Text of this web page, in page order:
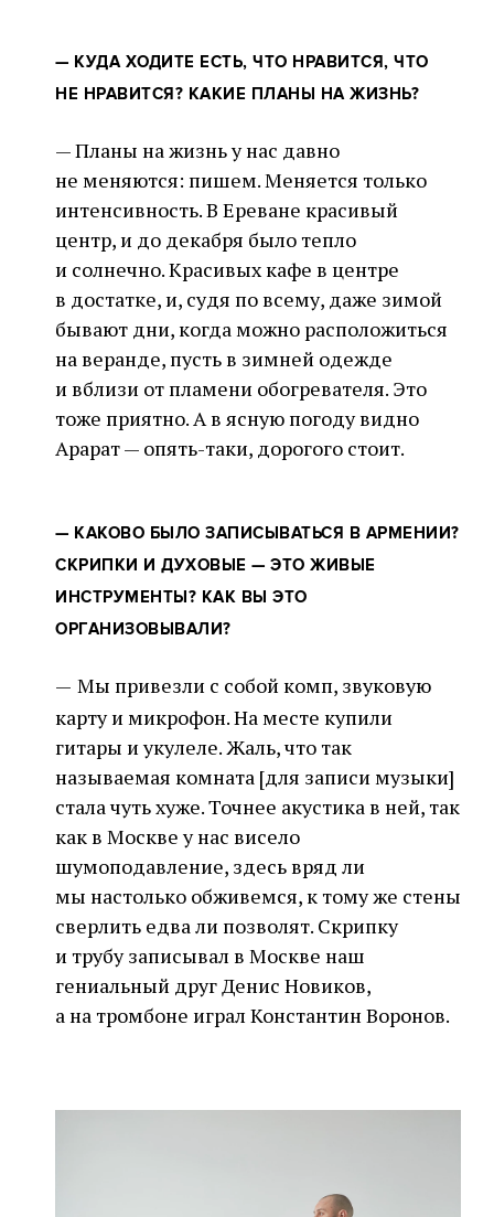
— КУДА ХОДИТЕ ЕСТЬ, ЧТО НРАВИТСЯ, ЧТО
НЕ НРАВИТСЯ? КАКИЕ ПЛАНЫ НА ЖИЗНЬ?
— Планы на жизнь у нас давно
не меняются: пишем. Меняется только
интенсивность. В Ереване красивый
центр, и до декабря было тепло
и солнечно. Красивых кафе в центре
в достатке, и, судя по всему, даже зимой
бывают дни, когда можно расположиться
на веранде, пусть в зимней одежде
и вблизи от пламени обогревателя. Это
тоже приятно. А в ясную погоду видно
Арарат — опять-таки, дорогого стоит.
— КАКОВО БЫЛО ЗАПИСЫВАТЬСЯ В АРМЕНИИ?
СКРИПКИ И ДУХОВЫЕ — ЭТО ЖИВЫЕ
ИНСТРУМЕНТЫ? КАК ВЫ ЭТО
ОРГАНИЗОВЫВАЛИ?
— Мы привезли с собой комп, звуковую
карту и микрофон. На месте купили
гитары и укулеле. Жаль, что так
называемая комната [для записи музыки]
стала чуть хуже. Точнее акустика в ней, так
как в Москве у нас висело
шумоподавление, здесь вряд ли
мы настолько обживемся, к тому же стены
сверлить едва ли позволят. Скрипку
и трубу записывал в Москве наш
гениальный друг Денис Новиков,
а на тромбоне играл Константин Воронов.